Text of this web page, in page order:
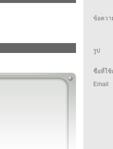
ข้อควา
รูป
ชื่อที่ใช้
Email